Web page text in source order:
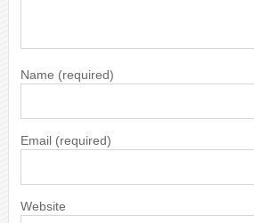
Name (required)
Email(required)
Website